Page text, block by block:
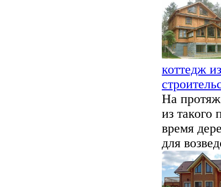
коттедж
На
из такого
время
для